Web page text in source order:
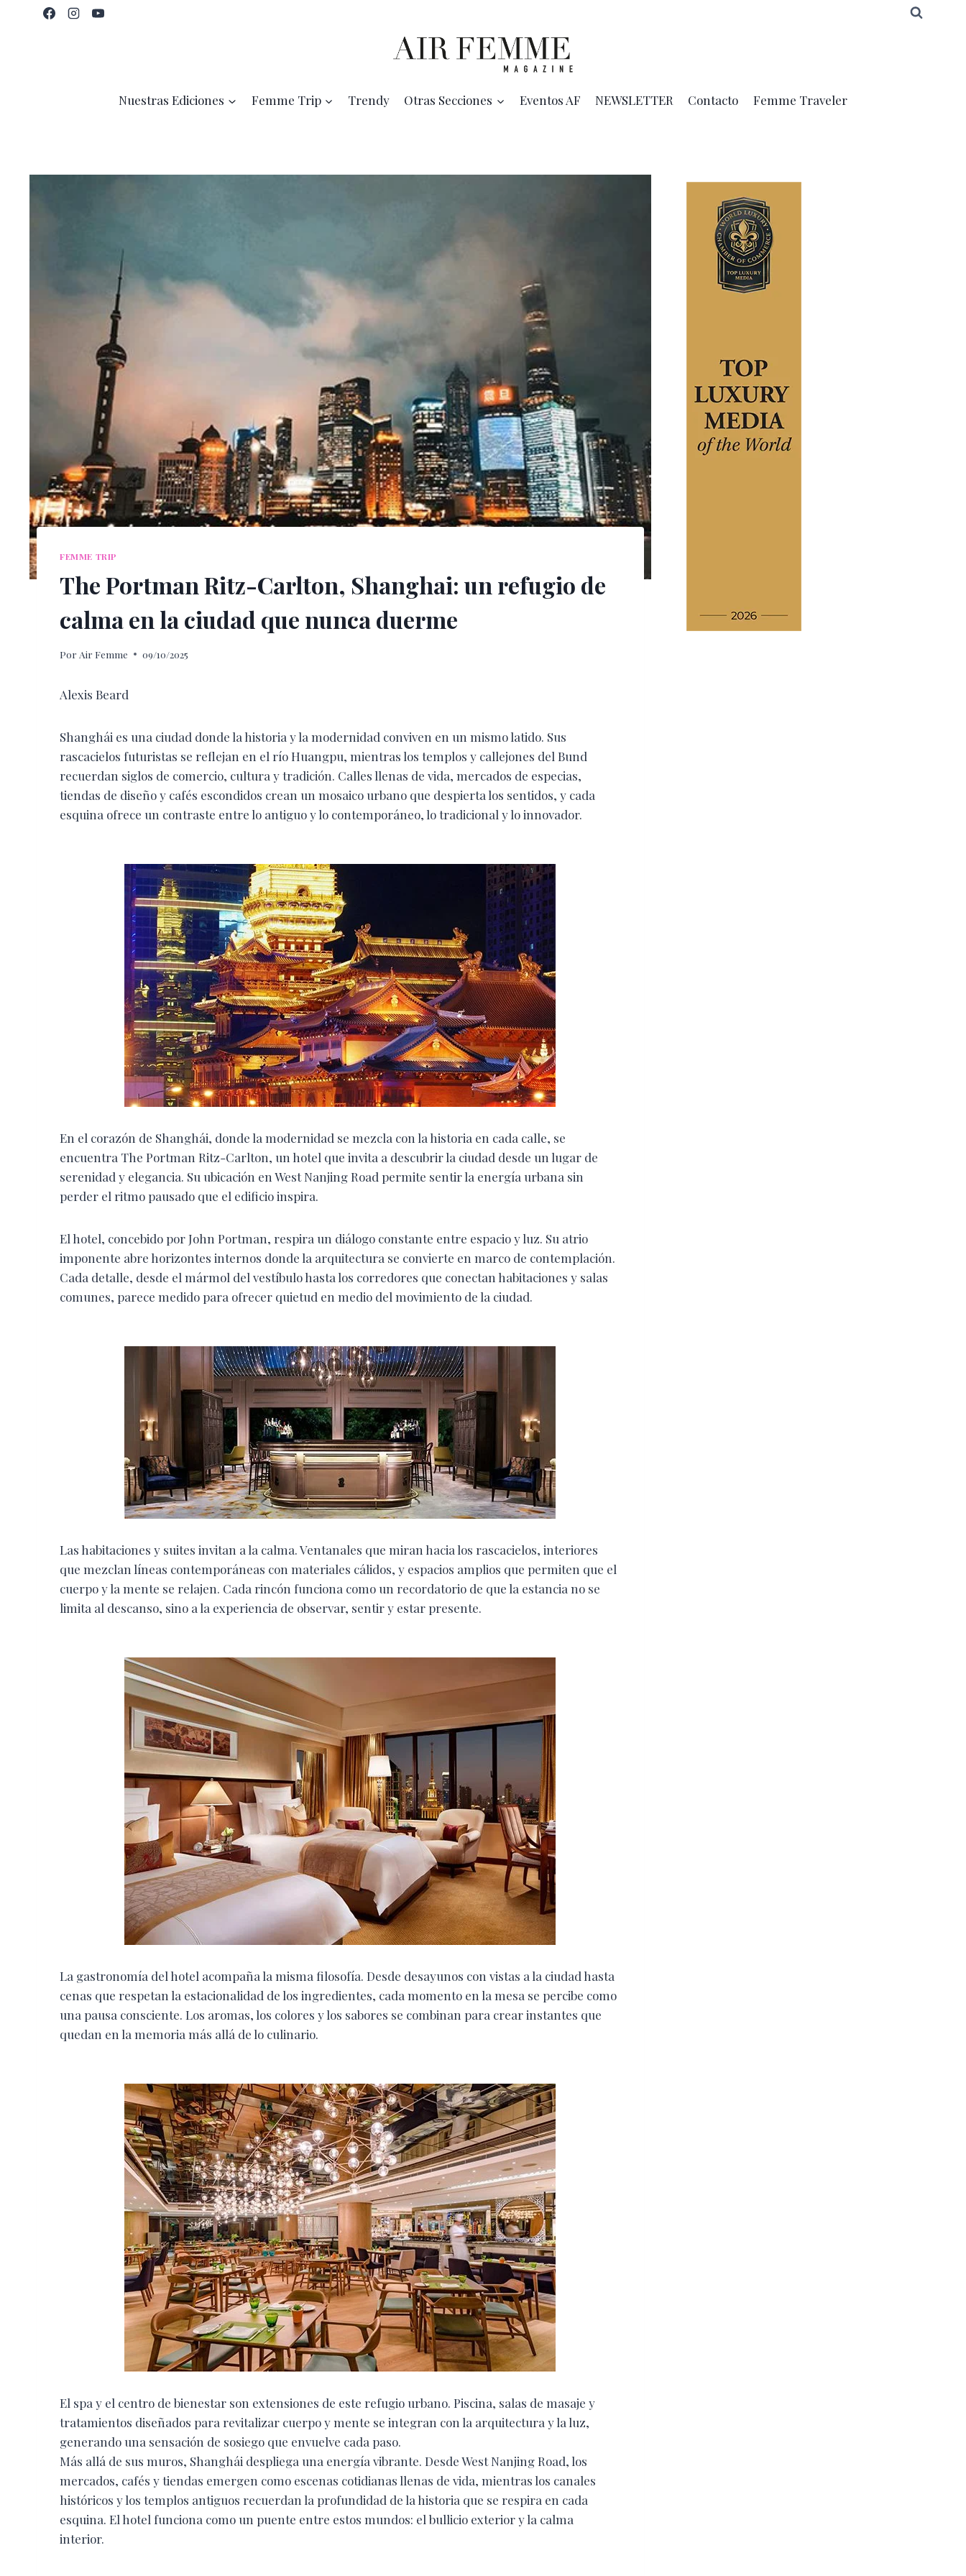
Nuestras Ediciones Femme Trip Trendy Otras Secciones Eventos AF NEWSLETTER Contacto Femme Traveler
FEMME TRIP
The Portman Ritz-Carlton, Shanghai: un refugio de
calma en la ciudad que nunca duerme
Por Air Femme 09/10/2025
Alexis Beard
Shanghái es una ciudad donde la historia y la modernidad conviven en un mismo latido. Sus
rascacielos futuristas se reflejan en el río Huangpu, mientras los templos y callejones del Bund
recuerdan siglos de comercio, cultura y tradición. Calles llenas de vida, mercados de especias,
tiendas de diseño y cafés escondidos crean un mosaico urbano que despierta los sentidos, y cada
esquina ofrece un contraste entre lo antiguo y lo contemporáneo, lo tradicional y lo innovador.
En el corazón de Shanghái, donde la modernidad se mezcla con la historia en cada calle, se
encuentra The Portman Ritz-Carlton, un hotel que invita a descubrir la ciudad desde un lugar de
serenidad y elegancia. Su ubicación en West Nanjing Road permite sentir la energía urbana sin
perder el ritmo pausado que el edificio inspira.
El hotel, concebido por John Portman, respira un diálogo constante entre espacio y luz. Su atrio
imponente abre horizontes internos donde la arquitectura se convierte en marco de contemplación.
Cada detalle, desde el mármol del vestíbulo hasta los corredores que conectan habitaciones y salas
comunes, parece medido para ofrecer quietud en medio del movimiento de la ciudad.
Las habitaciones y suites invitan a la calma. Ventanales que miran hacia los rascacielos, interiores
que mezclan líneas contemporáneas con materiales cálidos, y espacios amplios que permiten que el
cuerpo y la mente se relajen. Cada rincón funciona como un recordatorio de que la estancia no se
limita al descanso, sino a la experiencia de observar, sentir y estar presente.
La gastronomía del hotel acompaña la misma filosofía. Desde desayunos con vistas a la ciudad hasta
cenas que respetan la estacionalidad de los ingredientes, cada momento en la mesa se percibe como
una pausa consciente. Los aromas, los colores y los sabores se combinan para crear instantes que
quedan en la memoria más allá de lo culinario.
El spa y el centro de bienestar son extensiones de este refugio urbano. Piscina, salas de masaje y
tratamientos diseñados para revitalizar cuerpo y mente se integran con la arquitectura y la luz,
generando una sensación de sosiego que envuelve cada paso.
Más allá de sus muros, Shanghái despliega una energía vibrante. Desde West Nanjing Road, los
mercados, cafés y tiendas emergen como escenas cotidianas llenas de vida, mientras los canales
históricos y los templos antiguos recuerdan la profundidad de la historia que se respira en cada
esquina. El hotel funciona como un puente entre estos mundos: el bullicio exterior y la calma
interior.